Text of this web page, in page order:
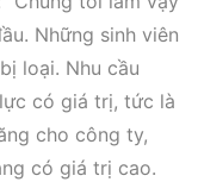
Những sinh viên
loại. Nhu cầu
có giá trị, tức là
cho công ty,
có giá trị cao.